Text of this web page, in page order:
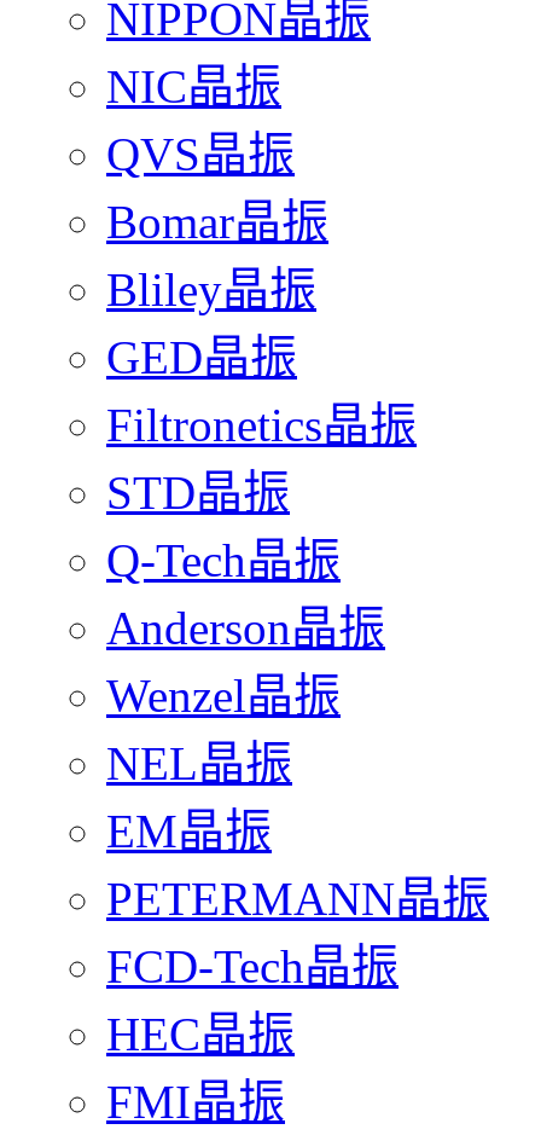
NIPPON晶振
NIC晶振
QVS晶振
Bomar晶振
Bliley晶振
GED晶振
Filtronetics晶振
STD晶振
Q-Tech晶振
Anderson晶振
Wenzel晶振
NEL晶振
EM晶振
PETERMANN晶振
FCD-Tech晶振
HEC晶振
FMI晶振